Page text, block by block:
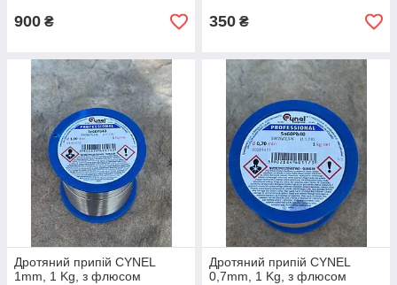
900 ₴ 350 ₴
Дротяний припій CYNEL
1mm, 1 Kg, з флюсом
Дротяний припій CYNEL
0,7mm, 1 Kg, з флюсом